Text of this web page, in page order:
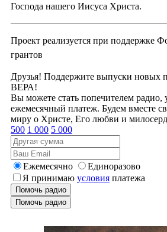
Господа нашего Иисуса Христа.
Проект реализуется при поддержке
грантов
Друзья! Поддержите выпуски новых
ВЕРА!
Вы можете стать попечителем радио,
ежемесячный платеж. Будем вместе
миру о Христе, Его любви и
500 1 000 5 000
Ежемесячно
Единоразово
Я принимаю условия платежа
Помочь радио
Помочь радио